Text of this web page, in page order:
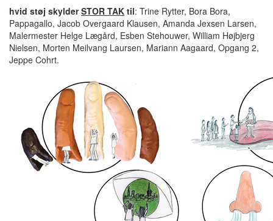
hvid støj skylderSTOR TAK til: Trine Rytter, Bora Bora,
Pappagallo, Jacob Overgaard Klausen, Amanda Jexsen Larsen,
Malermester Helge Lægård, Esben Stehouwer, William Højbjerg
Nielsen, Morten Meilvang Laursen, Mariann Aagaard, Opgang 2,
Jeppe Cohrt.